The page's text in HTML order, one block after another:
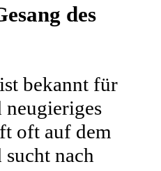
des
bekannt für
neugieriges
oft auf dem
nach